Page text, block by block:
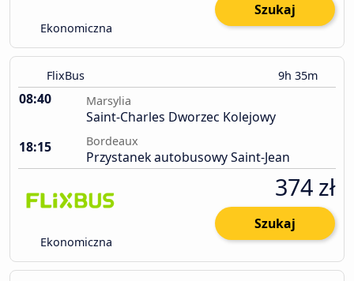
Ekonomiczna
Szukaj
FlixBus 9h 35m
08:40 Marsylia
Saint-Charles Dworzec Kolejowy
18:15
Bordeaux
Przystanek autobusowy Saint-Jean
Ekonomiczna
374 zł
Szukaj